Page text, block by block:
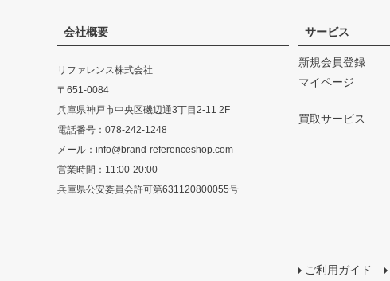
会社概要
リファレンス株式会社
〒651-0084
兵庫県神戸市中央区磯辺通3丁目2-11 2F
電話番号：078-242-1248
メール：info@brand-referenceshop.com
営業時間：11:00-20:00
兵庫県公安委員会許可第631120800055号
サービス
新規会員登録
マイページ
買取サービス
ご利用ガイド